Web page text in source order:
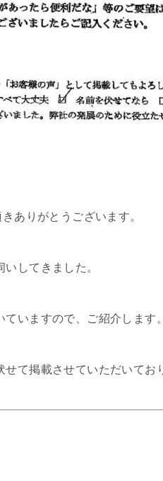
ありがとうございます。
してきました。
いますので、ご紹介します。
て掲載させていただいてお